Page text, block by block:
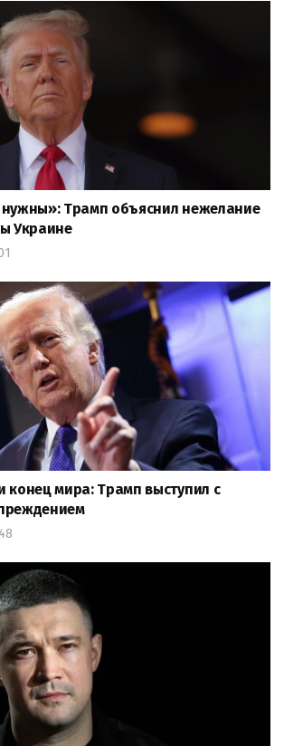
Трамп объяснил нежелание
Украине
конец мира: Трамп выступил с